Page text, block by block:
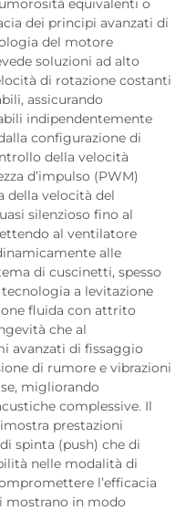
equivalenti o
dei principi avanzati di
del motore
soluzioni ad alto
di rotazione costanti
assicurando
indipendentemente
configurazione di
della velocità
d’impulso (PWM)
della velocità del
silenzioso fino al
al ventilatore
alle
di cuscinetti, spesso
a levitazione
fluida con attrito
che al
avanzati di fissaggio
di rumore e vibrazioni
migliorando
complessive. Il
prestazioni
spinta (push) che di
nelle modalità di
l’efficacia
mostrano in modo